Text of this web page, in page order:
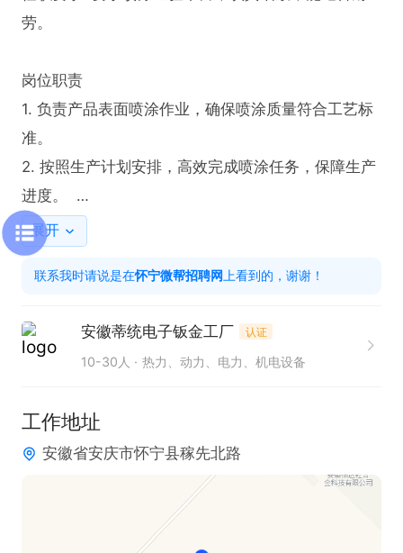
劳。
岗位职责
1. 负责产品表面喷涂作业，确保喷涂质量符合工艺标
准。
2. 按照生产计划安排，高效完成喷涂任务，保障生产
进度。
上班时间: 长白班
感兴趣的话，请投递简历后直接拨打电话联系吧！
展开
联系我时请说是在怀宁微帮招聘网 上看到的，谢谢！
安徽蒂统电子钣金工厂 认证
10-30人 热力、动力、电力、机电设备
工作地址
安徽省安庆市怀宁县稼先北路